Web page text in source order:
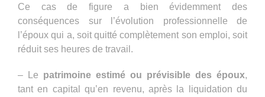
Ce cas de figure a bien évidemment des
conséquences sur l’évolution professionnelle de
l’époux qui a, soit quitté complètement son emploi, soit
réduit ses heures de travail.
– Le patrimoine estimé ou prévisible des époux,
tant en capital qu’en revenu, après la liquidation du